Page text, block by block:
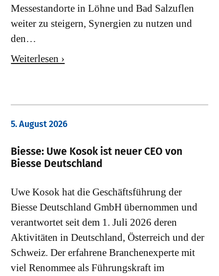
Messestandorte in Löhne und Bad Salzuflen
weiter zu steigern, Synergien zu nutzen und
den…
Weiterlesen ›
5. August 2026
Biesse: Uwe Kosok ist neuer CEO von
Biesse Deutschland
Uwe Kosok hat die Geschäftsführung der
Biesse Deutschland GmbH übernommen und
verantwortet seit dem 1. Juli 2026 deren
Aktivitäten in Deutschland, Österreich und der
Schweiz. Der erfahrene Branchenexperte mit
viel Renommee als Führungskraft im